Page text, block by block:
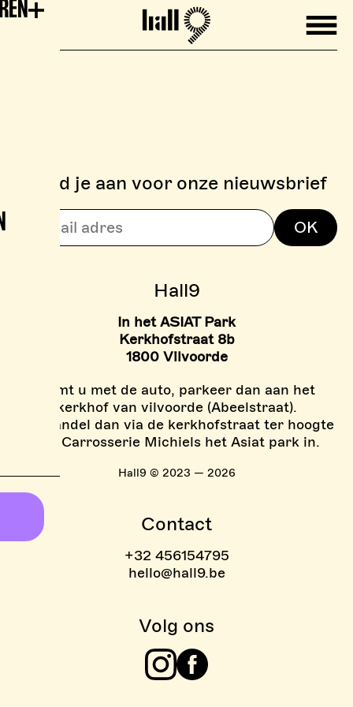
Mobile
Hall9
> BOULDERZONE
> TARIEVEN BOULDER
Hall9
In het ASIAT Park
Kerkhofstraat 8b
1800 Vilvoorde
Komt u met de auto, parkeer dan aan het
kerkhof van vilvoorde (Abeelstraat).
En wandel dan via de kerkhofstraat ter hoogte
van Carrosserie Michiels het Asiat park in.
Hall9 © 2023 — 2026
Contact
+32 456154795
hello@hall9.be
Volg ons
Meld je aan voor onze nieuwsbrief
OK